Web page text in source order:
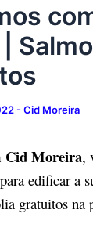
-Cid Moreira
Cid Moreira,
para edificar a
gratuitos na